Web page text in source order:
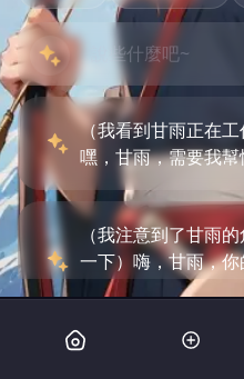
（我看到甘雨正在
嘿，甘雨，需要我
（我注意到了甘雨
一下）嗨，甘雨，
讓我仔細看看？